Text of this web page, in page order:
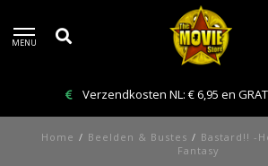
MENU
Verzendkosten NL: € 6,95 en
Home / Beelden & Bustes / Bastard!! -
Fantasy